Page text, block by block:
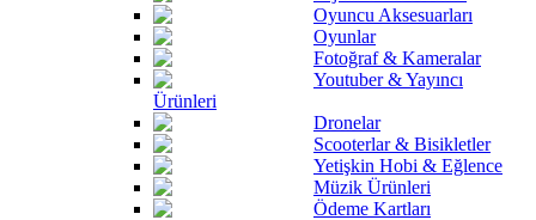
Oyuncu Aksesuarları
Oyunlar
Fotoğraf & Kameralar
Youtuber & Yayıncı
Ürünleri
Dronelar
Scooterlar & Bisikletler
Yetişkin Hobi & Eğlence
Müzik Ürünleri
Ödeme Kartları